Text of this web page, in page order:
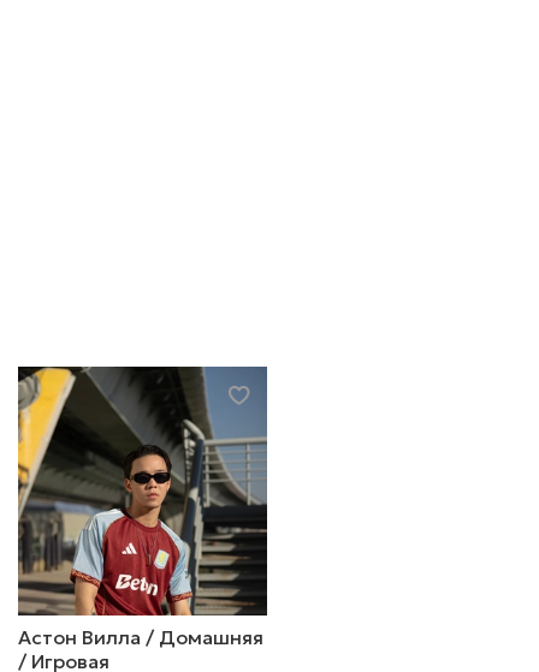
Астон Вилла / Домашняя
/ Игровая